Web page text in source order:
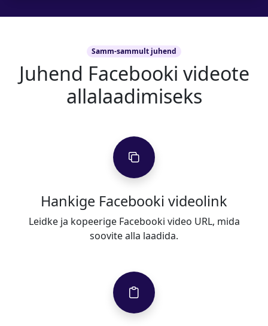
Samm-sammult juhend
Juhend Facebooki videote
allalaadimiseks
Hankige Facebooki videolink
Leidke ja kopeerige Facebooki video URL, mida
soovite alla laadida.